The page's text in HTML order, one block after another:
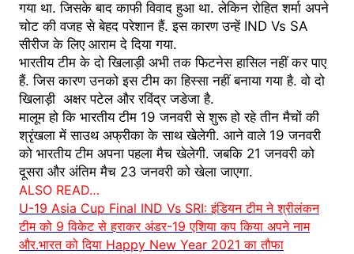
गया था. जिसके बाद काफी विवाद हुआ था. लेकिन रोहित शर्मा अपने
चोट की वजह से बेहद परेशान हैं. इस कारण उन्हें IND Vs SA
सीरीज के लिए आराम दे दिया गया.
भारतीय टीम के दो खिलाड़ी अभी तक फिटनेस हासिल नहीं कर पाए
हैं. जिस कारण उनको इस टीम का हिस्सा नहीं बनाया गया है. वो दो
खिलाड़ी अक्षर पटेल और रविंद्र जडेजा है.
मालूम हो कि भारतीय टीम 19 जनवरी से शुरू हो रहे तीन मैचों की
श्रृंखला में साउथ अफ्रीका के साथ खेलेगी. आने वाले 19 जनवरी
को भारतीय टीम अपना पहला मैच खेलेगी. जबकि 21 जनवरी को
दूसरा और अंतिम मैच 23 जनवरी को खेला जाएगा.
ALSO READ…
U-19 Asia Cup Final IND Vs SRI: इंडियन टीम ने श्रीलंकन
टीम को 9 विकेट से हराकर अंडर-19 एशिया कप किया अपने नाम
और.भारत को दिया Happy New Year 2021 का तौफा